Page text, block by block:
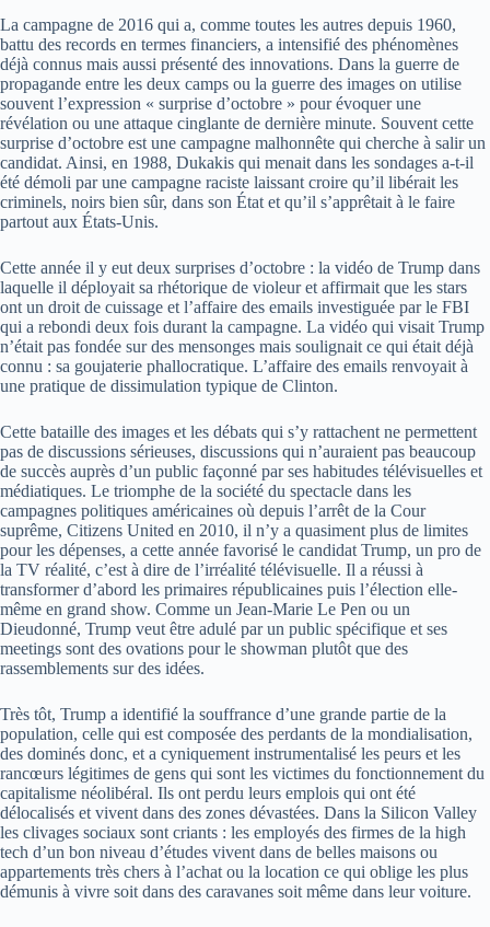
La campagne de 2016 qui a, comme toutes les autres depuis 1960,
battu des records en termes financiers, a intensifié des phénomènes
déjà connus mais aussi présenté des innovations. Dans la guerre de
propagande entre les deux camps ou la guerre des images on utilise
souvent l’expression « surprise d’octobre » pour évoquer une
révélation ou une attaque cinglante de dernière minute. Souvent cette
surprise d’octobre est une campagne malhonnête qui cherche à salir un
candidat. Ainsi, en 1988, Dukakis qui menait dans les sondages a-t-il
été démoli par une campagne raciste laissant croire qu’il libérait les
criminels, noirs bien sûr, dans son État et qu’il s’apprêtait à le faire
partout aux États-Unis.
Cette année il y eut deux surprises d’octobre : la vidéo de Trump dans
laquelle il déployait sa rhétorique de violeur et affirmait que les stars
ont un droit de cuissage et l’affaire des emails investiguée par le FBI
qui a rebondi deux fois durant la campagne. La vidéo qui visait Trump
n’était pas fondée sur des mensonges mais soulignait ce qui était déjà
connu : sa goujaterie phallocratique. L’affaire des emails renvoyait à
une pratique de dissimulation typique de Clinton.
Cette bataille des images et les débats qui s’y rattachent ne permettent
pas de discussions sérieuses, discussions qui n’auraient pas beaucoup
de succès auprès d’un public façonné par ses habitudes télévisuelles et
médiatiques. Le triomphe de la société du spectacle dans les
campagnes politiques américaines où depuis l’arrêt de la Cour
suprême, Citizens United en 2010, il n’y a quasiment plus de limites
pour les dépenses, a cette année favorisé le candidat Trump, un pro de
la TV réalité, c’est à dire de l’irréalité télévisuelle. Il a réussi à
transformer d’abord les primaires républicaines puis l’élection elle-
même en grand show. Comme un Jean-Marie Le Pen ou un
Dieudonné, Trump veut être adulé par un public spécifique et ses
meetings sont des ovations pour le showman plutôt que des
rassemblements sur des idées.
Très tôt, Trump a identifié la souffrance d’une grande partie de la
population, celle qui est composée des perdants de la mondialisation,
des dominés donc, et a cyniquement instrumentalisé les peurs et les
rancœurs légitimes de gens qui sont les victimes du fonctionnement du
capitalisme néolibéral. Ils ont perdu leurs emplois qui ont été
délocalisés et vivent dans des zones dévastées. Dans la Silicon Valley
les clivages sociaux sont criants : les employés des firmes de la high
tech d’un bon niveau d’études vivent dans de belles maisons ou
appartements très chers à l’achat ou la location ce qui oblige les plus
démunis à vivre soit dans des caravanes soit même dans leur voiture.